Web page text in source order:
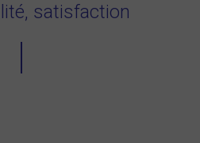
satisfaction